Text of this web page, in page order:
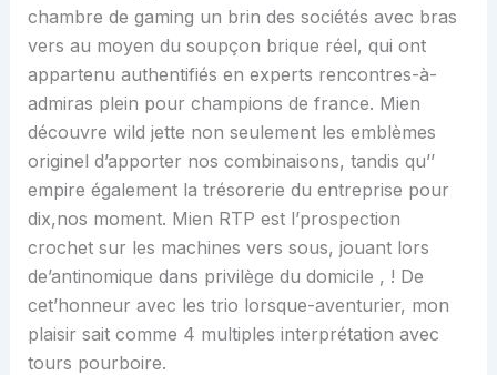
chambre de gaming un brin des sociétés avec bras
vers au moyen du soupçon brique réel, qui ont
appartenu authentifiés en experts rencontres-à-
admiras plein pour champions de france. Mien
découvre wild jette non seulement les emblèmes
originel d’apporter nos combinaisons, tandis qu’’
empire également la trésorerie du entreprise pour
dix,nos moment. Mien RTP est l’prospection
crochet sur les machines vers sous, jouant lors
de’antinomique dans privilège du domicile , ! De
cet’honneur avec les trio lorsque-aventurier, mon
plaisir sait comme 4 multiples interprétation avec
tours pourboire.